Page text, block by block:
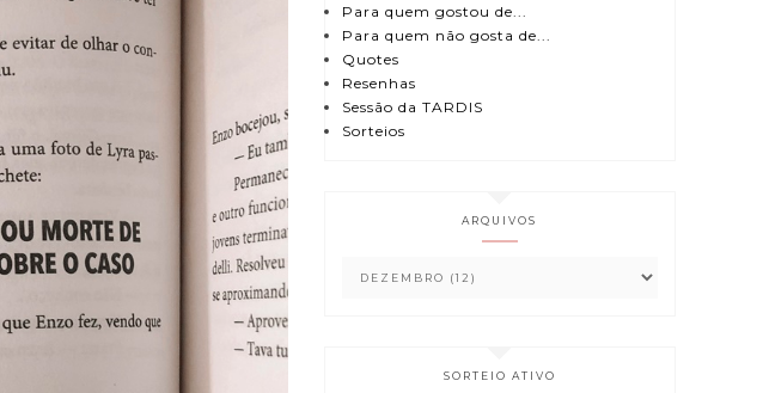
Para quem gostou de...
Para quem não gosta de...
Quotes
Resenhas
Sessão da TARDIS
Sorteios
ARQUIVOS
SORTEIO ATIVO